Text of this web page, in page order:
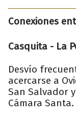
Conexiones
Casquita - La
Desvío
acercarse a
San Salvador
Cámara Santa.